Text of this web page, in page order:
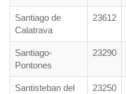
Santiago de
Calatrava
23612
Santiago-
Pontones
23290
Santisteban del
23250